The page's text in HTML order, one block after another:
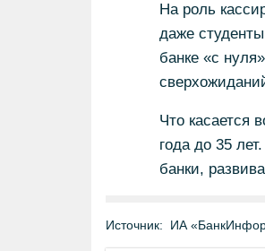
На роль
даже
банке «с
Что касается
года до 35
банки,
Источник: ИА